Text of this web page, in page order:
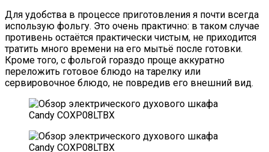
Для удобства в процессе приготовления я почти всегда
использую фольгу. Это очень практично: в таком случае
противень остаётся практически чистым, не приходится
тратить много времени на его мытьё после готовки.
Кроме того, с фольгой гораздо проще аккуратно
переложить готовое блюдо на тарелку или
сервировочное блюдо, не повредив его внешний вид.